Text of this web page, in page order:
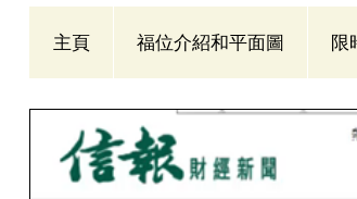
主頁 福位介紹和平面圖 限